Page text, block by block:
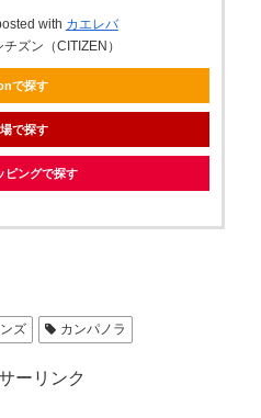
with カエレバ
チズン（CITIZEN）
で探す
で探す
ピングで探す
ズ カンパノラ
ーリンク